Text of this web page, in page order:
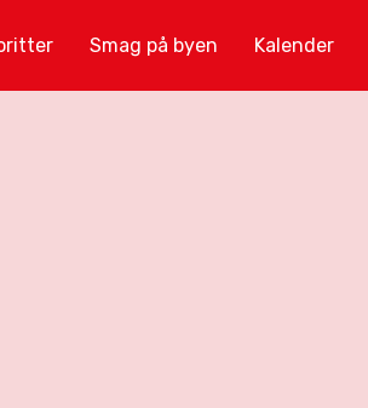
Smag på byen Kalender